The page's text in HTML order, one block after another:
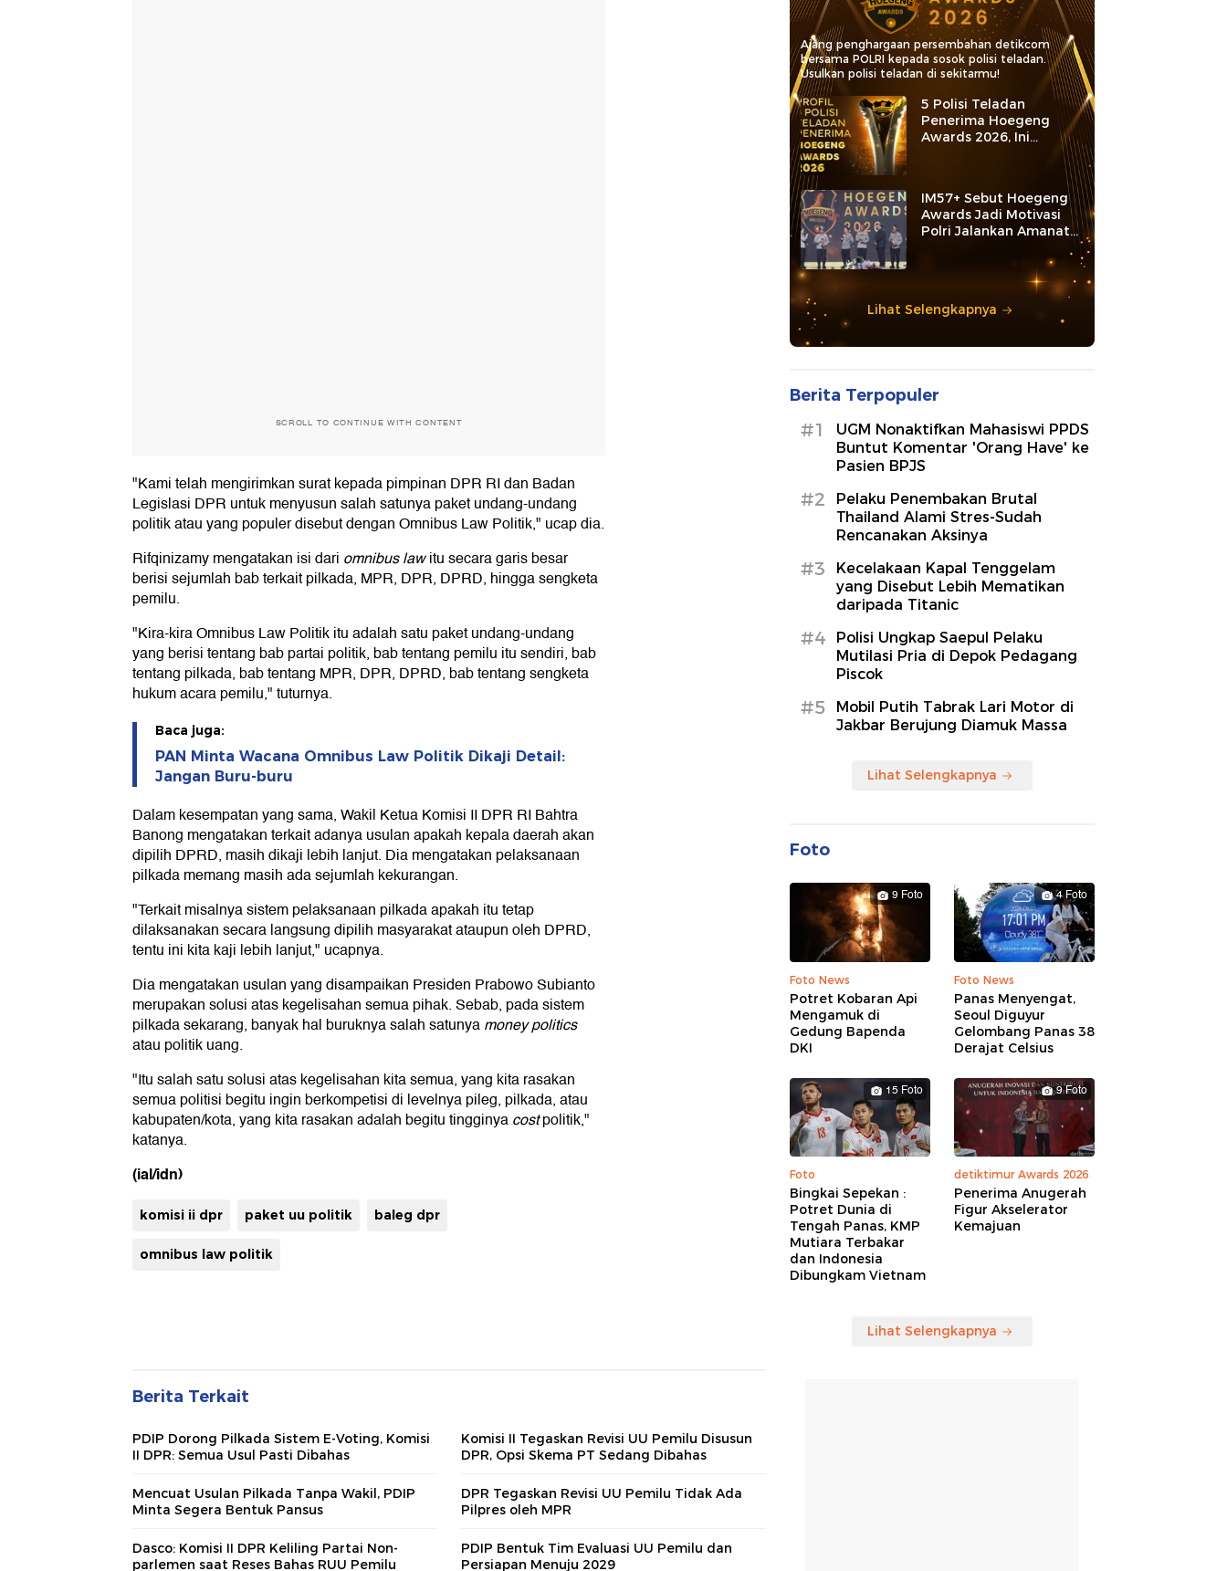
SCROLL TO CONTINUE WITH CONTENT
"Kami telah mengirimkan surat kepada pimpinan DPR RI dan Badan
Legislasi DPR untuk menyusun salah satunya paket undang-undang
politik atau yang populer disebut dengan Omnibus Law Politik," ucap dia.
Rifqinizamy mengatakan isi dari omnibus lawitu secara garis besar
berisi sejumlah bab terkait pilkada, MPR, DPR, DPRD, hingga sengketa
pemilu.
"Kira-kira Omnibus Law Politik itu adalah satu paket undang-undang
yang berisi tentang bab partai politik, bab tentang pemilu itu sendiri, bab
tentang pilkada, bab tentang MPR, DPR, DPRD, bab tentang sengketa
hukum acara pemilu," tuturnya.
Baca juga:
PAN Minta Wacana Omnibus Law Politik Dikaji Detail:
Jangan Buru-buru
Dalam kesempatan yang sama, Wakil Ketua Komisi II DPR RI Bahtra
Banong mengatakan terkait adanya usulan apakah kepala daerah akan
dipilih DPRD, masih dikaji lebih lanjut. Dia mengatakan pelaksanaan
pilkada memang masih ada sejumlah kekurangan.
"Terkait misalnya sistem pelaksanaan pilkada apakah itu tetap
dilaksanakan secara langsung dipilih masyarakat ataupun oleh DPRD,
tentu ini kita kaji lebih lanjut," ucapnya.
Dia mengatakan usulan yang disampaikan Presiden Prabowo Subianto
merupakan solusi atas kegelisahan semua pihak. Sebab, pada sistem
pilkada sekarang, banyak hal buruknya salah satunyamoney politics
atau politik uang.
"Itu salah satu solusi atas kegelisahan kita semua, yang kita rasakan
semua politisi begitu ingin berkompetisi di levelnya pileg, pilkada, atau
kabupaten/kota, yang kita rasakan adalah begitu tingginyacostpolitik,"
katanya.
(ial/idn)
komisi ii dpr paket uu politik baleg dpr
omnibus law politik
Berita Terkait
PDIP Dorong Pilkada Sistem E-Voting, Komisi
II DPR: Semua Usul Pasti Dibahas
Komisi II Tegaskan Revisi UU Pemilu Disusun
DPR, Opsi Skema PT Sedang Dibahas
Mencuat Usulan Pilkada Tanpa Wakil, PDIP
Minta Segera Bentuk Pansus
DPR Tegaskan Revisi UU Pemilu Tidak Ada
Pilpres oleh MPR
Dasco: Komisi II DPR Keliling Partai Non-
parlemen saat Reses Bahas RUU Pemilu
PDIP Bentuk Tim Evaluasi UU Pemilu dan
Persiapan Menuju 2029
Ajang penghargaan persembahan detikcom
bersama POLRI kepada sosok polisi teladan.
Usulkan polisi teladan di sekitarmu!
5 Polisi Teladan
Penerima Hoegeng
Awards 2026, Ini
Kategori dan Kiprahnya
IM57+ Sebut Hoegeng
Awards Jadi Motivasi
Polri Jalankan Amanat
Lihat Selengkapnya
Berita Terpopuler
#1
UGM Nonaktifkan Mahasiswi PPDS
Buntut Komentar 'Orang Have' ke
Pasien BPJS
#2
Pelaku Penembakan Brutal
Thailand Alami Stres-Sudah
Rencanakan Aksinya
#3
Kecelakaan Kapal Tenggelam
yang Disebut Lebih Mematikan
daripada Titanic
#4
Polisi Ungkap Saepul Pelaku
Mutilasi Pria di Depok Pedagang
Piscok
#5
Mobil Putih Tabrak Lari Motor di
Jakbar Berujung Diamuk Massa
Lihat Selengkapnya
Foto
9 Foto
Foto News
Potret Kobaran Api
Mengamuk di
Gedung Bapenda
DKI
4 Foto
Foto News
Panas Menyengat,
Seoul Diguyur
Gelombang Panas 38
Derajat Celsius
15 Foto
Foto
Bingkai Sepekan :
Potret Dunia di
Tengah Panas, KMP
Mutiara Terbakar
dan Indonesia
Dibungkam Vietnam
9 Foto
detiktimur Awards 2026
Penerima Anugerah
Figur Akselerator
Kemajuan
Lihat Selengkapnya